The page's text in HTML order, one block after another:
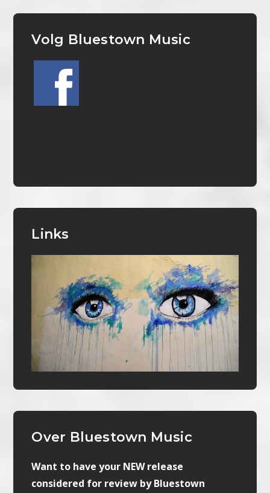
Volg Bluestown Music
Links
Over Bluestown Music
Want to have your NEW release
considered for review by Bluestown